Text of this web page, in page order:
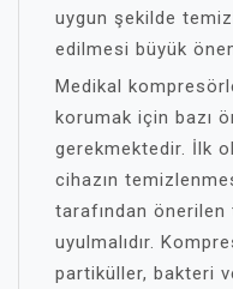
uygun şekilde
edilmesi büyük
Medikal
korumak için bazı
gerekmektedir. İlk
cihazın
tarafından
uyulmalıdır.
partiküller, bakteri